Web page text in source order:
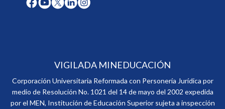
VIGILADA MINEDUCACIÓN
Corporación Universitaria Reformada con Personería Jurídica por
medio de Resolución No. 1021 del 14 de mayo del 2002 expedida
por el MEN, Institución de Educación Superior sujeta a inspección